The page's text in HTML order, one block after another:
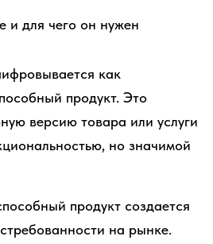
как
продукт. Это
версию товара или услуги
но значимой
продукт создается
на рынке.